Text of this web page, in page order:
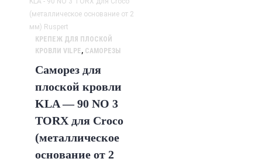
КРЕПЕЖ ДЛЯ ПЛОСКОЙ
КРОВЛИ VILPE, САМОРЕЗЫ
Саморез для
плоской кровли
KLA — 90 NO 3
TORX для Croco
(металлическое
основание от 2